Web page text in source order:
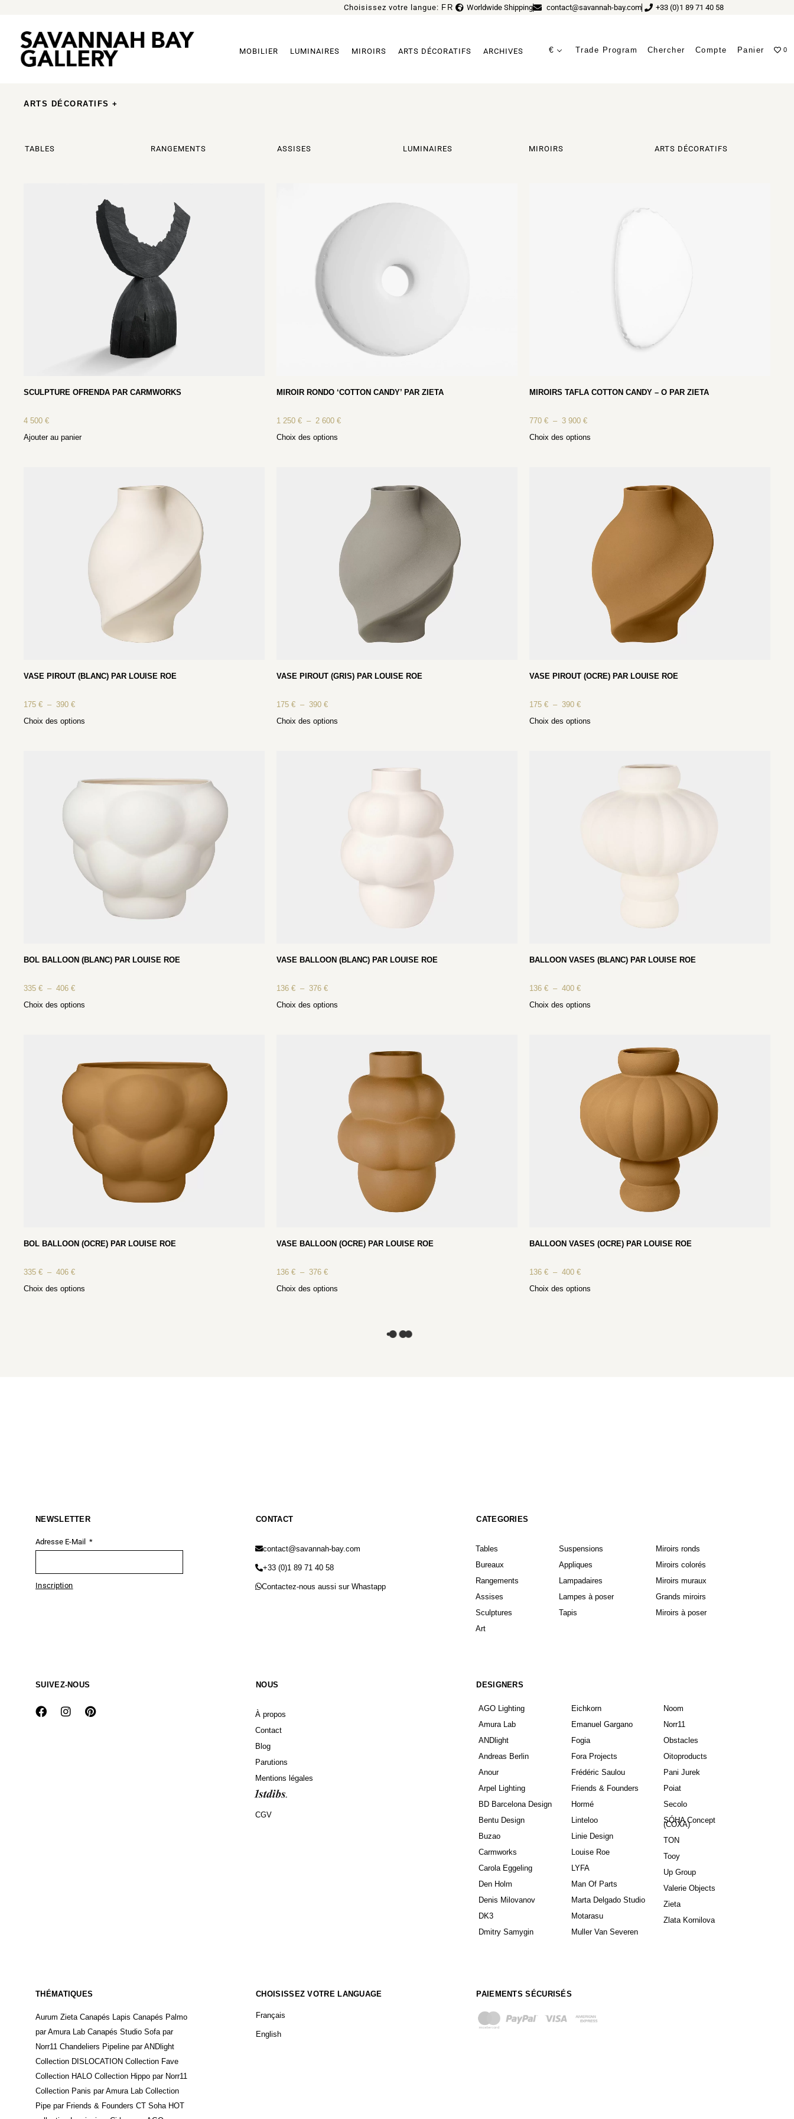
Choisissez votre langue: FR
EN Worldwide Shipping contact@savannah-bay.com +33 (0)1 89 71 40 58
MOBILIER LUMINAIRES MIROIRS ARTS DÉCORATIFS ARCHIVES € Trade Program Chercher Compte Panier 0
ARTS DÉCORATIFS +
TABLES RANGEMENTS ASSISES LUMINAIRES MIROIRS ARTS DÉCORATIFS
SCULPTURE OFRENDA PAR CARMWORKS
4 500€
Ajouter au panier
MIROIR RONDO ‘COTTON CANDY’ PAR ZIETA
1 250€ – 2 600€
Choix des options
MIROIRS TAFLA COTTON CANDY – O PAR ZIETA
770 € – 3 900 €
Choix des options
VASE PIROUT (BLANC) PAR LOUISE ROE
175€ – 390€
Choix des options
VASE PIROUT (GRIS) PAR LOUISE ROE
175€ – 390€
Choix des options
VASE PIROUT (OCRE) PAR LOUISE ROE
175 € – 390 €
Choix des options
BOL BALLOON (BLANC) PAR LOUISE ROE
335€ – 406€
Choix des options
VASE BALLOON (BLANC) PAR LOUISE ROE
136€ – 376€
Choix des options
BALLOON VASES (BLANC) PAR LOUISE ROE
136 € – 400 €
Choix des options
BOL BALLOON (OCRE) PAR LOUISE ROE
335€ – 406€
Choix des options
VASE BALLOON (OCRE) PAR LOUISE ROE
136€ – 376€
Choix des options
BALLOON VASES (OCRE) PAR LOUISE ROE
136 € – 400 €
Choix des options
NEWSLETTER
Adresse E-Mail
Inscription
CONTACT
contact@savannah-bay.com
+33 (0)1 89 71 40 58
Contactez-nous aussi sur Whastapp
CATEGORIES
Tables
Bureaux
Rangements
Assises
Sculptures
Art
Suspensions
Appliques
Lampadaires
Lampes à poser
Tapis
Miroirs ronds
Miroirs colorés
Miroirs muraux
Grands miroirs
Miroirs à poser
SUIVEZ-NOUS NOUS
À propos
Contact
Blog
Parutions
Mentions légales
CGV
DESIGNERS
AGO Lighting
Amura Lab
ANDlight
Andreas Berlin
Anour
Arpel Lighting
BD Barcelona Design
Bentu Design
Buzao
Carmworks
Carola Eggeling
Den Holm
Denis Milovanov
DK3
Dmitry Samygin
Eichkorn
Emanuel Gargano
Fogia
Fora Projects
Frédéric Saulou
Friends & Founders
Hormé
Linteloo
Linie Design
Louise Roe
LYFA
Man Of Parts
Marta Delgado Studio
Motarasu
Muller Van Severen
Noom
Norr11
Obstacles
Oitoproducts
Pani Jurek
Poiat
Secolo
SÓHA Concept
(COXA)
TON
Tooy
Up Group
Valerie Objects
Zieta
Zlata Kornilova
THÉMATIQUES
Aurum Zieta Canapés Lapis Canapés Palmo
par Amura Lab Canapés Studio Sofa par
Norr11 Chandeliers Pipeline par ANDlight
Collection DISLOCATION Collection Fave
Collection HALO Collection Hippo par Norr11
Collection Panis par Amura Lab Collection
Pipe par Friends & Founders CT Soha HOT
CHOISISSEZ VOTRE LANGUAGE
Français
English
PAIEMENTS SÉCURISÉS